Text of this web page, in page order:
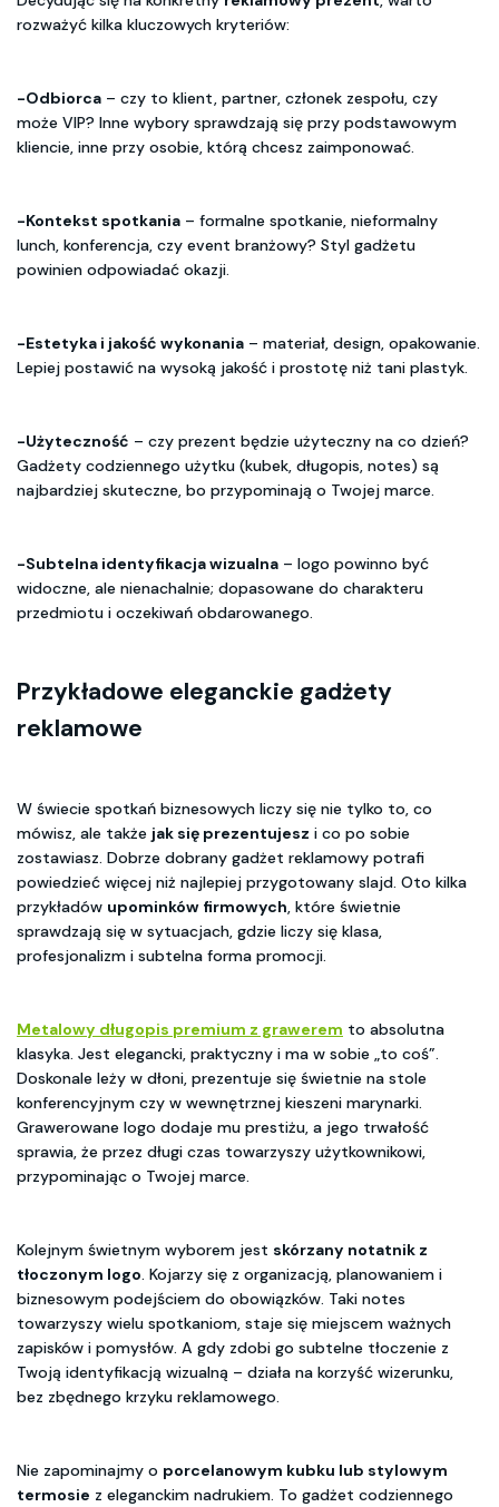
rozważyć kilka kluczowych kryteriów:
-Odbiorca – czy to klient, partner, członek zespołu, czy
może VIP? Inne wybory sprawdzają się przy podstawowym
kliencie, inne przy osobie, którą chcesz zaimponować.
-Kontekst spotkania – formalne spotkanie, nieformalny
lunch, konferencja, czy event branżowy? Styl gadżetu
powinien odpowiadać okazji.
-Estetyka i jakość wykonania – materiał, design, opakowanie.
Lepiej postawić na wysoką jakość i prostotę niż tani plastyk.
-Użyteczność – czy prezent będzie użyteczny na co dzień?
Gadżety codziennego użytku (kubek, długopis, notes) są
najbardziej skuteczne, bo przypominają o Twojej marce.
-Subtelna identyfikacja wizualna – logo powinno być
widoczne, ale nienachalnie; dopasowane do charakteru
przedmiotu i oczekiwań obdarowanego.
Przykładowe eleganckie gadżety
reklamowe
W świecie spotkań biznesowych liczy się nie tylko to, co
mówisz, ale także jak się prezentujesz i co po sobie
zostawiasz. Dobrze dobrany gadżet reklamowy potrafi
powiedzieć więcej niż najlepiej przygotowany slajd. Oto kilka
przykładów upominków firmowych, które świetnie
sprawdzają się w sytuacjach, gdzie liczy się klasa,
profesjonalizm i subtelna forma promocji.
Metalowy długopis premium z grawerem to absolutna
klasyka. Jest elegancki, praktyczny i ma w sobie „to coś”.
Doskonale leży w dłoni, prezentuje się świetnie na stole
konferencyjnym czy w wewnętrznej kieszeni marynarki.
Grawerowane logo dodaje mu prestiżu, a jego trwałość
sprawia, że przez długi czas towarzyszy użytkownikowi,
przypominając o Twojej marce.
Kolejnym świetnym wyborem jest skórzany notatnik z
tłoczonym logo. Kojarzy się z organizacją, planowaniem i
biznesowym podejściem do obowiązków. Taki notes
towarzyszy wielu spotkaniom, staje się miejscem ważnych
zapisków i pomysłów. A gdy zdobi go subtelne tłoczenie z
Twoją identyfikacją wizualną – działa na korzyść wizerunku,
bez zbędnego krzyku reklamowego.
Nie zapominajmy o porcelanowym kubku lub stylowym
termosie z eleganckim nadrukiem. To gadżet codziennego